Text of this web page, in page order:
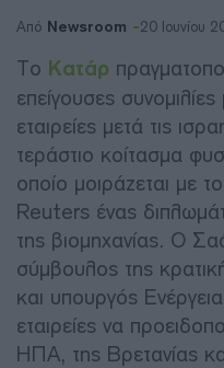
Από Newsroom 20 Ιουνίου
Το Κατάρ
επείγουσες
εταιρείες μετά τις
τεράστιο κοίτασμα
οποίο μοιράζεται με
Reuters ένας
της βιομηχανίας. Ο
σύμβουλος της
και υπουργός
εταιρείες να
ΗΠΑ, της Βρετανίας